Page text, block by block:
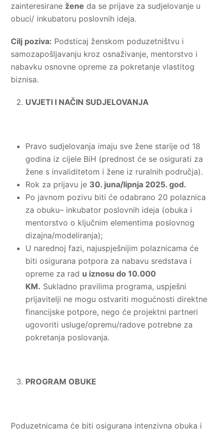
zainteresirane žene da se prijave za sudjelovanje u
obuci/ inkubatoru poslovnih ideja.
Cilj poziva: Podsticaj ženskom poduzetništvu i
samozapošljavanju kroz osnaživanje, mentorstvo i
nabavku osnovne opreme za pokretanje vlastitog
biznisa.
UVJETI I NAČIN SUDJELOVANJA
Pravo sudjelovanja imaju sve žene starije od 18
godina iz cijele BiH (prednost će se osigurati za
žene s invaliditetom i žene iz ruralnih područja).
Rok za prijavu je 30. juna/lipnja 2025. god.
Po javnom pozivu biti će odabrano 20 polaznica
za obuku– inkubator poslovnih ideja (obuka i
mentorstvo o ključnim elementima poslovnog
dizajna/modeliranja);
U narednoj fazi, najuspješnijim polaznicama će
biti osigurana potpora za nabavu sredstava i
opreme za rad u iznosu do 10.000
KM. Sukladno pravilima programa, uspješni
prijavitelji ne mogu ostvariti mogućnosti direktne
financijske potpore, nego će projektni partneri
ugovoriti usluge/opremu/radove potrebne za
pokretanja poslovanja.
PROGRAM OBUKE
Poduzetnicama će biti osigurana intenzivna obuka i